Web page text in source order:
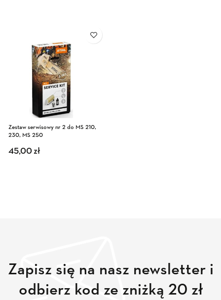
Zestaw serwisowy nr 2 do MS 210,
230, MS 250
45,00zł
Zapisz się na nasz newsletter i
odbierz kod ze zniżką 20 zł